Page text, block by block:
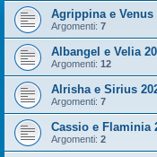
Agrippina e Venus
Argomenti: 7
Albangel e Velia
Argomenti: 12
Alrisha e Sirius
Argomenti: 7
Cassio e Flaminia
Argomenti: 2